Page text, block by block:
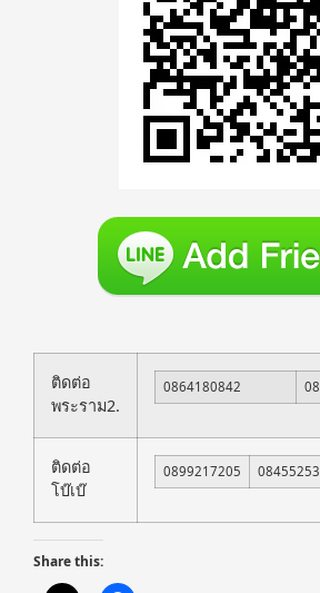
ติดต่อ
พระราม2.
0864180842
ติดต่อ
โบ๊เบ๊
0899217205
Share this: